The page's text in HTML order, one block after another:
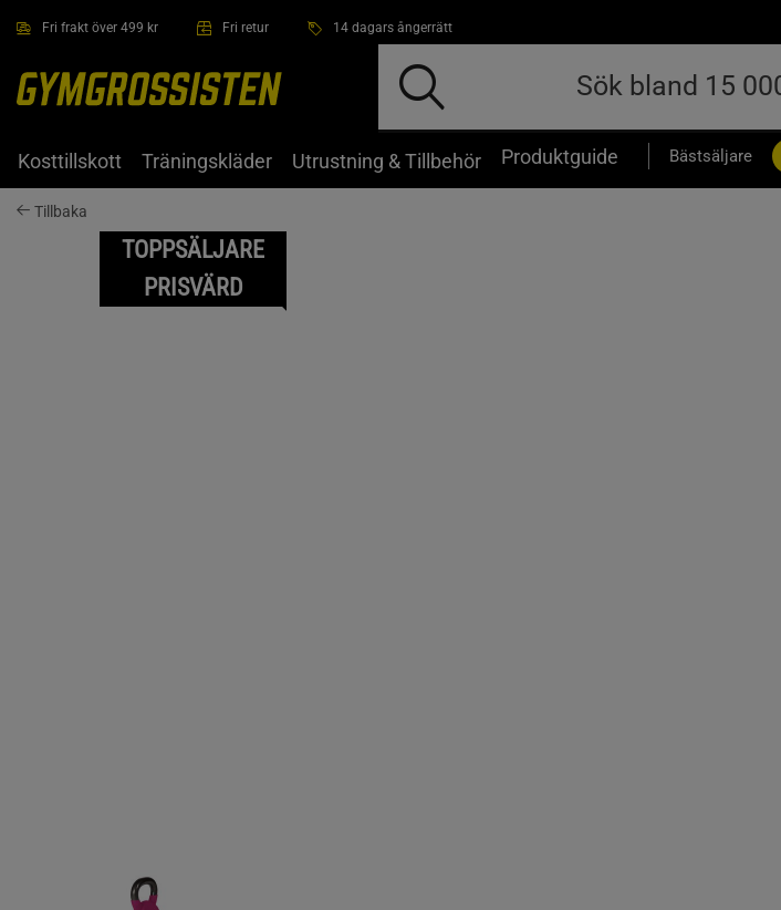
Fri frakt över 499 kr Fri retur 14 dagars ångerrätt
Kosttillskott Träningskläder Utrustning & Tillbehör Produktguide Bästsäljare
Tillbaka
TOPPSÄLJARE
PRISVÄRD